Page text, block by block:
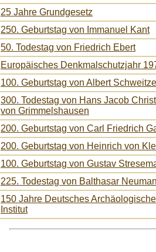
25 Jahre Grundgesetz
250. Geburtstag von Immanuel Kant
50. Todestag von Friedrich Ebert
Europäisches Denkmalschutzjahr
100. Geburtstag von Albert
300. Todestag von Hans Jacob
von Grimmelshausen
200. Geburtstag von Carl Friedrich
200. Geburtstag von Heinrich von
100. Geburtstag von Gustav
225. Todestag von Balthasar
150 Jahre Deutsches
Institut